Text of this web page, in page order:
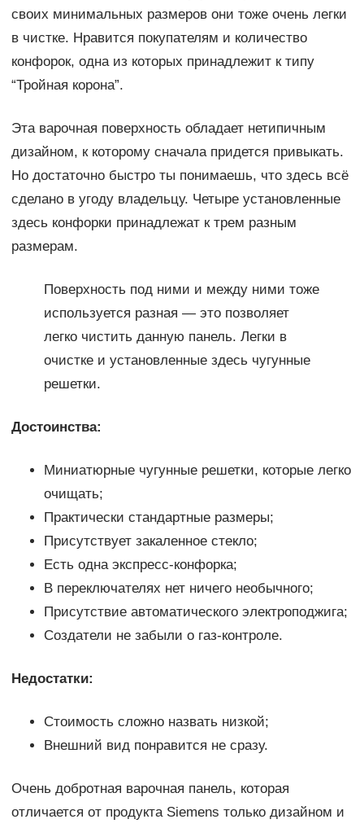
своих минимальных размеров они тоже очень легки
в чистке. Нравится покупателям и количество
конфорок, одна из которых принадлежит к типу
“Тройная корона”.
Эта варочная поверхность обладает нетипичным
дизайном, к которому сначала придется привыкать.
Но достаточно быстро ты понимаешь, что здесь всё
сделано в угоду владельцу. Четыре установленные
здесь конфорки принадлежат к трем разным
размерам.
Поверхность под ними и между ними тоже
используется разная — это позволяет
легко чистить данную панель. Легки в
очистке и установленные здесь чугунные
решетки.
Достоинства:
Миниатюрные чугунные решетки, которые легко
очищать;
Практически стандартные размеры;
Присутствует закаленное стекло;
Есть одна экспресс-конфорка;
В переключателях нет ничего необычного;
Присутствие автоматического электроподжига;
Создатели не забыли о газ-контроле.
Недостатки:
Стоимость сложно назвать низкой;
Внешний вид понравится не сразу.
Очень добротная варочная панель, которая
отличается от продукта Siemens только дизайном и